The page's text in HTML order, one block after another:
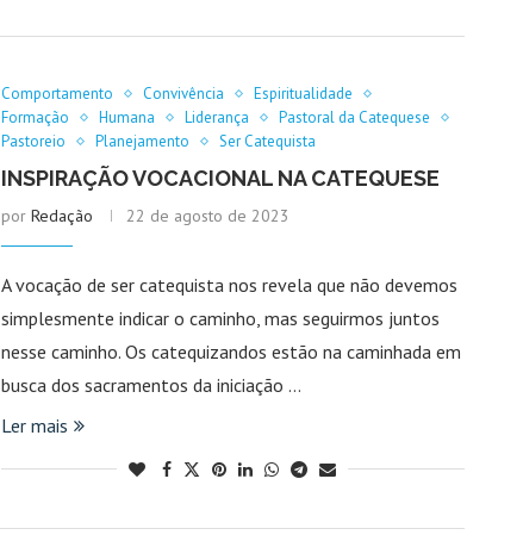
Comportamento Convivência
Espiritualidade
Formação
Humana Liderança
Pastoral da Catequese
Pastoreio
Planejamento Ser Catequista
INSPIRAÇÃO VOCACIONAL NA CATEQUESE
por Redação 22 de agosto de 2023
A vocação de ser catequista nos revela que não devemos
simplesmente indicar o caminho, mas seguirmos juntos
nesse caminho. Os catequizandos estão na caminhada em
busca dos sacramentos da iniciação …
Ler mais